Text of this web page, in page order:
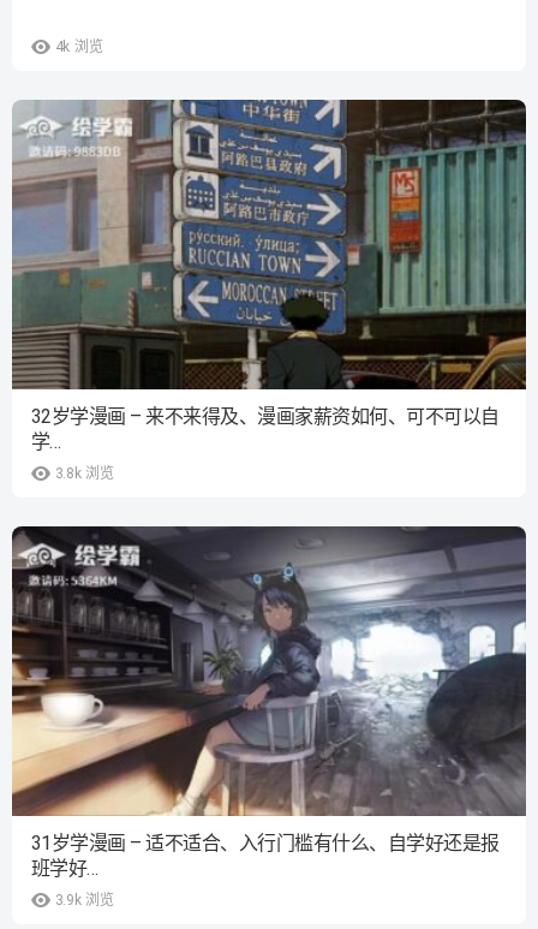
4k 浏览
3.8k 浏览
32岁学漫画 – 来不来得及、漫画家薪资如何、可不可以自
学…
3.9k 浏览
31岁学漫画 – 适不适合、入行门槛有什么、自学好还是报
班学好…